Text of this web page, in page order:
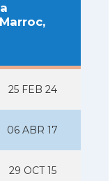
25 FEB 24
06 ABR 17
29 OCT 15